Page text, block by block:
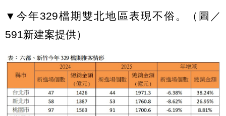
▼今年329檔期雙北地區表現不俗。（圖／
591新建案提供）